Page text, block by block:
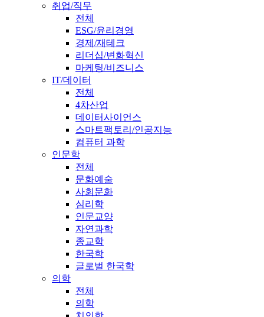
취업/직무
전체
ESG/윤리경영
경제/재테크
리더십/변화혁신
마케팅/비즈니스
IT/데이터
전체
4차산업
데이터사이언스
스마트팩토리/인공지능
컴퓨터 과학
인문학
전체
문화예술
사회문화
심리학
인문교양
자연과학
종교학
한국학
글로벌 한국학
의학
전체
의학